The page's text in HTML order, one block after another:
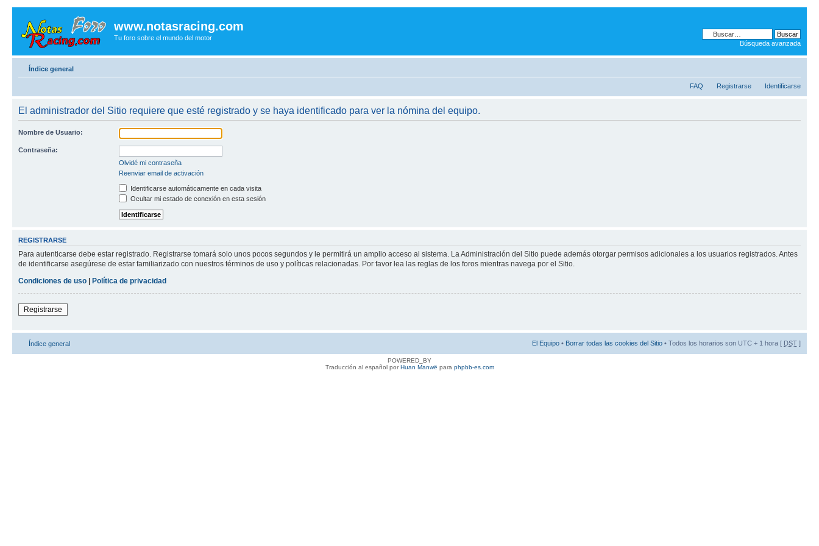
www.notasracing.com
Tu foro sobre el mundo del motor
Búsqueda avanzada
Índice general
FAQ Registrarse Identificarse
El administrador del Sitio requiere que esté registrado y se haya identificado para ver la nómina del equipo.
Nombre de Usuario:
Contraseña:
Olvidé mi contraseña
Reenviar email de activación
Identificarse automáticamente en cada visita
Ocultar mi estado de conexión en esta sesión
REGISTRARSE
Para autenticarse debe estar registrado. Registrarse tomará solo unos pocos segundos y le permitirá un amplio acceso al sistema. La Administración del Sitio puede además otorgar permisos adicionales a los usuarios registrados. Antes
de identificarse asegúrese de estar familiarizado con nuestros términos de uso y políticas relacionadas. Por favor lea las reglas de los foros mientras navega por el Sitio.
Condiciones de uso
Política de privacidad
Registrarse
Índice general El Equipo • Borrar todas las cookies del Sitio • Todos los horarios son UTC + 1 hora [ DST ]
POWERED_BY
Traducción al español porHuan Manwë para phpbb-es.com